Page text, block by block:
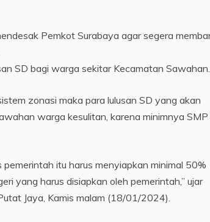
Pemkot Surabaya agar segera
SD bagi warga sekitar Kecamatan Sawahan.
zonasi maka para lulusan SD yang akan
warga kesulitan, karena minimnya SMP
itu harus menyiapkan minimal 50%
yang harus disiapkan oleh pemerintah,” ujar
Jaya, Kamis malam (18/01/2024).